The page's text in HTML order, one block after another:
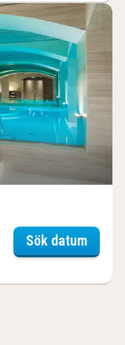
Sök datumHotel